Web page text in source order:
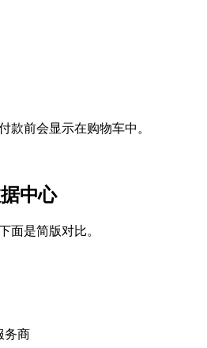
款前会显示在购物车中。
中心
面是简版对比。
务商